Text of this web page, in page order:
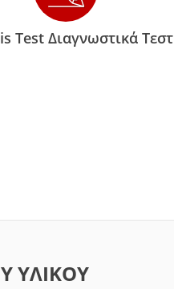
Test Διαγνωστικά Τεστ
ΥΛΙΚΟΥ